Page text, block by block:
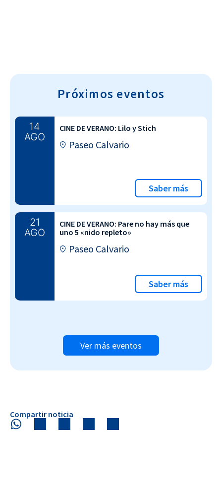
Próximos eventos
14
AGO
CINE DE VERANO: Lilo y Stich
Paseo Calvario
Saber más
21
AGO
CINE DE VERANO: Pare no hay más que
uno 5 «nido repleto»
Paseo Calvario
Saber más
Ver más eventos
Compartir noticia